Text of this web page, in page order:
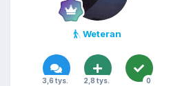
Weteran
3,6 tys. 2,8 tys. 0